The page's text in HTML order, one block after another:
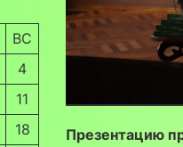
ВС
4
11
18
Презентацию